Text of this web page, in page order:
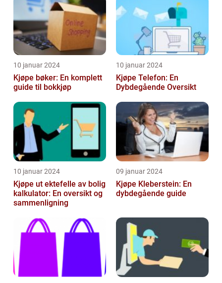
10 januar 2024
Kjøpe bøker: En komplett
guide til bokkjøp
10 januar 2024
Kjøpe Telefon: En
Dybdegående Oversikt
10 januar 2024
Kjøpe ut ektefelle av bolig
kalkulator: En oversikt og
sammenligning
09 januar 2024
Kjøpe Kleberstein: En
dybdegående guide